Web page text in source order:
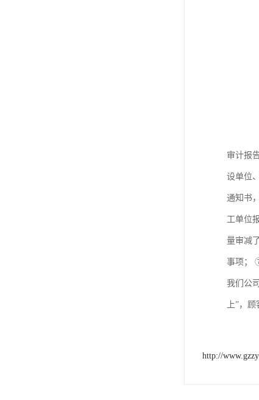
审计报
设单位
通知书
工单位
量审减
事项；
我们公
上”，
http://